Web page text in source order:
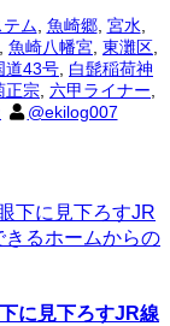
ム 魚崎郷, 宮水
魚崎八幡宮 東灘区
道43号 白髭稲荷神
正宗 六甲ライナー
@ekilog007
に見下ろすJR線